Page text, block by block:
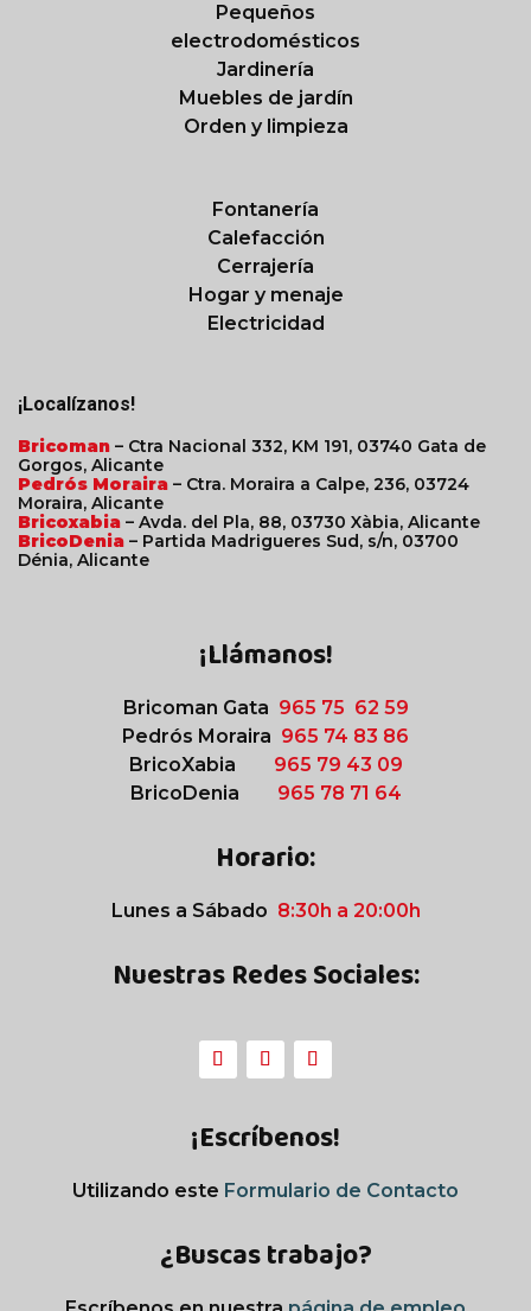
Pequeños
electrodomésticos
Jardinería
Muebles de jardín
Orden y limpieza
Fontanería
Calefacción
Cerrajería
Hogar y menaje
Electricidad
¡Localízanos!
Bricoman – Ctra Nacional 332, KM 191, 03740 Gata de
Gorgos, Alicante
Pedrós Moraira – Ctra. Moraira a Calpe, 236, 03724
Moraira, Alicante
Bricoxabia – Avda. del Pla, 88, 03730 Xàbia, Alicante
BricoDenia – Partida Madrigueres Sud, s/n, 03700
Dénia, Alicante
¡Llámanos!
Bricoman Gata 965 75 62 59
Pedrós Moraira 965 74 83 86
BricoXabia
965 79 43 09
BricoDenia
965 78 71 64
Horario:
Lunes a Sábado 8:30h a 20:00h
Nuestras Redes Sociales:
¡Escríbenos!
Utilizando este Formulario de Contacto
¿Buscas trabajo?